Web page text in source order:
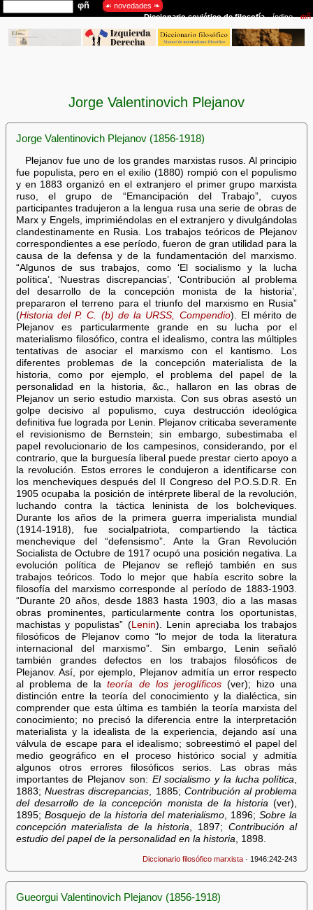
Jorge Valentinovich Plejanov
Jorge Valentinovich Plejanov (1856-1918)
Plejanov fue uno de los grandes marxistas rusos. Al principio
fue populista, pero en el exilio (1880) rompió con el populismo
y en 1883 organizó en el extranjero el primer grupo marxista
ruso, el grupo de “Emancipación del Trabajo”, cuyos
participantes tradujeron a la lengua rusa una serie de obras de
Marx y Engels, imprimiéndolas en el extranjero y divulgándolas
clandestinamente en Rusia. Los trabajos teóricos de Plejanov
correspondientes a ese período, fueron de gran utilidad para la
causa de la defensa y de la fundamentación del marxismo.
“Algunos de sus trabajos, como ‘El socialismo y la lucha
política’, ‘Nuestras discrepancias’, ‘Contribución al problema
del desarrollo de la concepción monista de la historia’,
prepararon el terreno para el triunfo del marxismo en Rusia”
(Historia del P. C. (b) de la URSS, Compendio). El mérito de
Plejanov es particularmente grande en su lucha por el
materialismo filosófico, contra el idealismo, contra las múltiples
tentativas de asociar el marxismo con el kantismo. Los
diferentes problemas de la concepción materialista de la
historia, como por ejemplo, el problema del papel de la
personalidad en la historia, &c., hallaron en las obras de
Plejanov un serio estudio marxista. Con sus obras asestó un
golpe decisivo al populismo, cuya destrucción ideológica
definitiva fue lograda por Lenin. Plejanov criticaba severamente
el revisionismo de Bernstein; sin embargo, subestimaba el
papel revolucionario de los campesinos, considerando, por el
contrario, que la burguesía liberal puede prestar cierto apoyo a
la revolución. Estos errores le condujeron a identificarse con
los mencheviques después del II Congreso del P.O.S.D.R. En
1905 ocupaba la posición de intérprete liberal de la revolución,
luchando contra la táctica leninista de los bolcheviques.
Durante los años de la primera guerra imperialista mundial
(1914-1918), fue socialpatriota, compartiendo la táctica
menchevique del “defensismo”. Ante la Gran Revolución
Socialista de Octubre de 1917 ocupó una posición negativa. La
evolución política de Plejanov se reflejó también en sus
trabajos teóricos. Todo lo mejor que había escrito sobre la
filosofía del marxismo corresponde al período de 1883-1903.
“Durante 20 años, desde 1883 hasta 1903, dio a las masas
obras prominentes, particularmente contra los oportunistas,
machistas y populistas” (Lenin). Lenin apreciaba los trabajos
filosóficos de Plejanov como “lo mejor de toda la literatura
internacional del marxismo”. Sin embargo, Lenin señaló
también grandes defectos en los trabajos filosóficos de
Plejanov. Así, por ejemplo, Plejanov admitía un error respecto
al problema de lateoría de los jeroglíficos(ver); hizo una
distinción entre la teoría del conocimiento y la dialéctica, sin
comprender que esta última es también la teoría marxista del
conocimiento; no precisó la diferencia entre la interpretación
materialista y la idealista de la experiencia, dejando así una
válvula de escape para el idealismo; sobreestimó el papel del
medio geográfico en el proceso histórico social y admitía
algunos otros errores filosóficos serios. Las obras más
importantes de Plejanov son: El socialismo y la lucha política
1883; Nuestras discrepancias , 1885; Contribución al problema
del desarrollo de la concepción monista de la historia (ver),
1895; Bosquejo de la historia del materialismo , 1896;Sobre la
concepción materialista de la historia , 1897; Contribución al
estudio del papel de la personalidad en la historia , 1898.
Diccionario filosófico marxista · 1946:242-243
Gueorgui Valentinovich Plejanov (1856-1918)